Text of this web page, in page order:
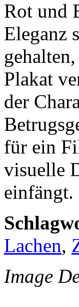
Rot und
Eleganz
Plakat
der
für ein
visuelle
einfängt.
Lachen,
Image